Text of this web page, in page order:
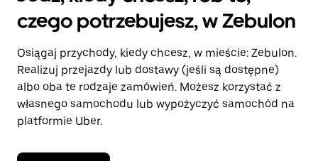
czego potrzebujesz, w Zebulon
Osiągaj przychody, kiedy chcesz, w mieście: Zebulon.
Realizuj przejazdy lub dostawy (jeśli są dostępne)
albo oba te rodzaje zamówień. Możesz korzystać z
własnego samochodu lub wypożyczyć samochód na
platformie Uber.